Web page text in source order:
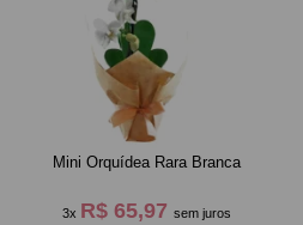
Mini Orquídea Rara Branca
3x R$ 65,97sem juros